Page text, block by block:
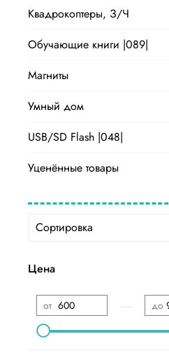
Квадрокоптеры, З/Ч
Обучающие книги |089|
Магниты
Умный дом
USB/SD Flash |048|
Уценённые товары
Цена
от до